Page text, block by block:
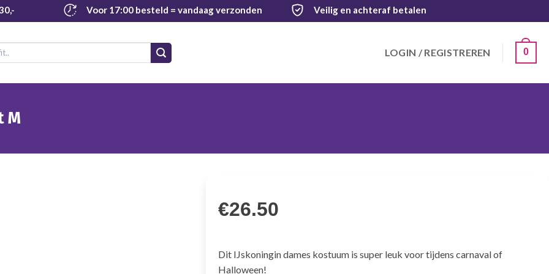
Voor 17:00 besteld = vandaag verzonden Veilig en achteraf betalen
LOGIN / REGISTREREN 0
M
€26.50
Dit IJskoningin dames kostuum is super leuk voor tijdens carnaval of
Halloween!